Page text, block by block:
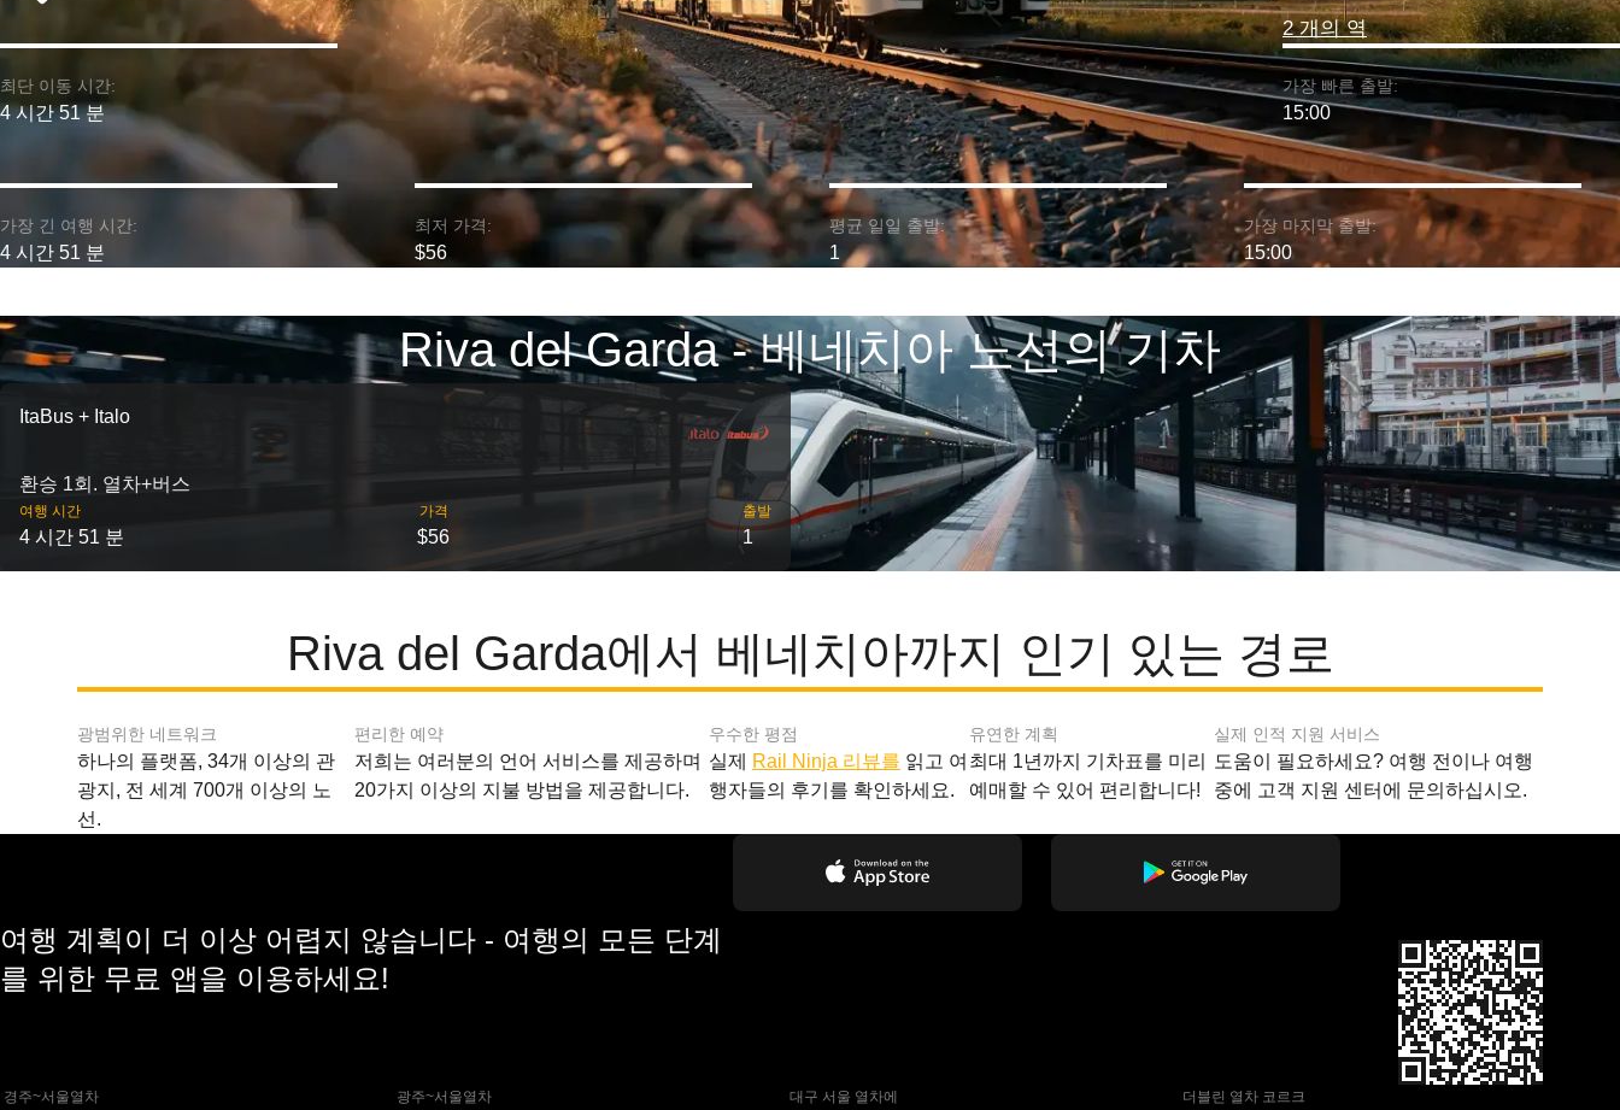
2 개의 역
최단 이동 시간:
4 시간 51 분
가장 빠른 출발:
15:00
가장 긴 여행 시간:
4 시간 51 분
최저 가격:
$56
평균 일일 출발:
1
가장 마지막 출발:
15:00
Riva del Garda - 베네치아 노선의 기차
ItaBus + Italo
환승 1회. 열차+버스
여행 시간
4 시간 51 분
가격
$56
출발
1
Riva del Garda에서 베네치아까지 인기 있는 경로
광범위한 네트워크
하나의 플랫폼, 34개 이상의 관
광지, 전 세계 700개 이상의 노
선.
편리한 예약
저희는 여러분의 언어 서비스를 제공하며
20가지 이상의 지불 방법을 제공합니다.
우수한 평점
실제 Rail Ninja 리뷰를 읽고 여
행자들의 후기를 확인하세요.
유연한 계획
최대 1년까지 기차표를 미리
예매할 수 있어 편리합니다!
실제 인적 지원 서비스
도움이 필요하세요? 여행 전이나 여행
중에 고객 지원 센터에 문의하십시오.
여행 계획이 더 이상 어렵지 않습니다 - 여행의 모든 단계
를 위한 무료 앱을 이용하세요!
경주~서울열차 광주~서울열차 대구 서울 열차에 더블린 열차 코르크